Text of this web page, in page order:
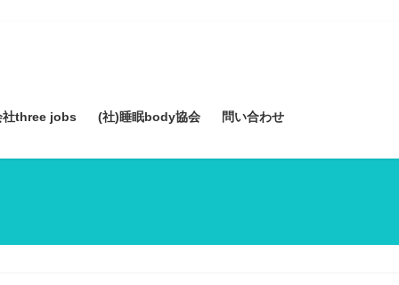
社three jobs (社)睡眠body協会 問い合わせ